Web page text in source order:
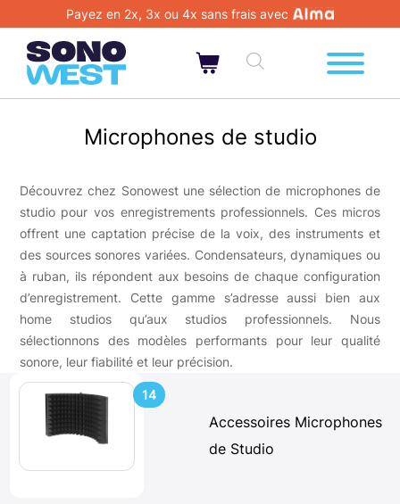
Payez en 2x, 3x ou 4x sans frais avec
Microphones de studio
Découvrez chez Sonowest une sélection de microphones de
studio pour vos enregistrements professionnels. Ces micros
offrent une captation précise de la voix, des instruments et
des sources sonores variées. Condensateurs, dynamiques ou
à ruban, ils répondent aux besoins de chaque configuration
d’enregistrement. Cette gamme s’adresse aussi bien aux
home studios qu’aux studios professionnels. Nous
sélectionnons des modèles performants pour leur qualité
sonore, leur fiabilité et leur précision.
Accessoires Microphones
de Studio
14